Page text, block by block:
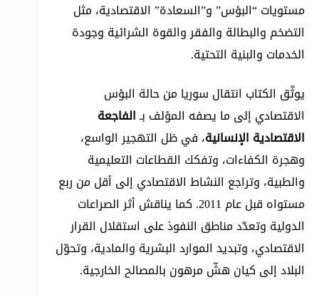
مستويات “البؤس” و”السعادة” الاقتصادية، مثل
التضخم والبطالة والفقر والقوة الشرائية وجودة
الخدمات والبنية التحتية.
يوثّق الكتاب انتقال سوريا من حالة البؤس
الاقتصادي إلى ما يصفه المؤلف بـالفاجعة
الاقتصادية الإنسانية، في ظل التهجير الواسع،
وهجرة الكفاءات، وتفكك القطاعات التعليمية
والطبية، وتراجع النشاط الاقتصادي إلى أقل من ربع
مستواه قبل عام 2011. كما يناقش أثر الصراعات
الدولية وتعدّد مناطق النفوذ على استقلال القرار
الاقتصادي، وتبديد الموارد البشرية والمادية، وتحوّل
البلاد إلى كيان هشّ مرهون بالمصالح الخارجية.